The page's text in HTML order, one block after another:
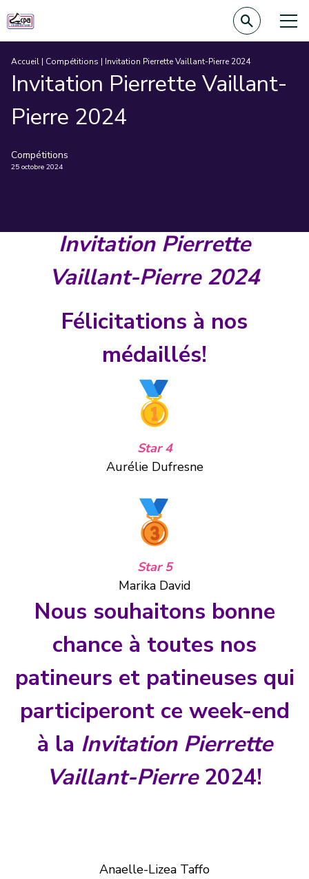
Accueil | Compétitions | Invitation Pierrette Vaillant-Pierre 2024
Invitation Pierrette Vaillant-
Pierre 2024
Compétitions
25 octobre 2024
Invitation Pierrette
Vaillant-Pierre 2024
Félicitations à nos
médaillés!
Star 4
Aurélie Dufresne
Star 5
Marika David
Nous souhaitons bonne
chance à toutes nos
patineurs et patineuses qui
participeront ce week-end
à la Invitation Pierrette
Vaillant-Pierre2024!
Anaelle-Lizea Taffo